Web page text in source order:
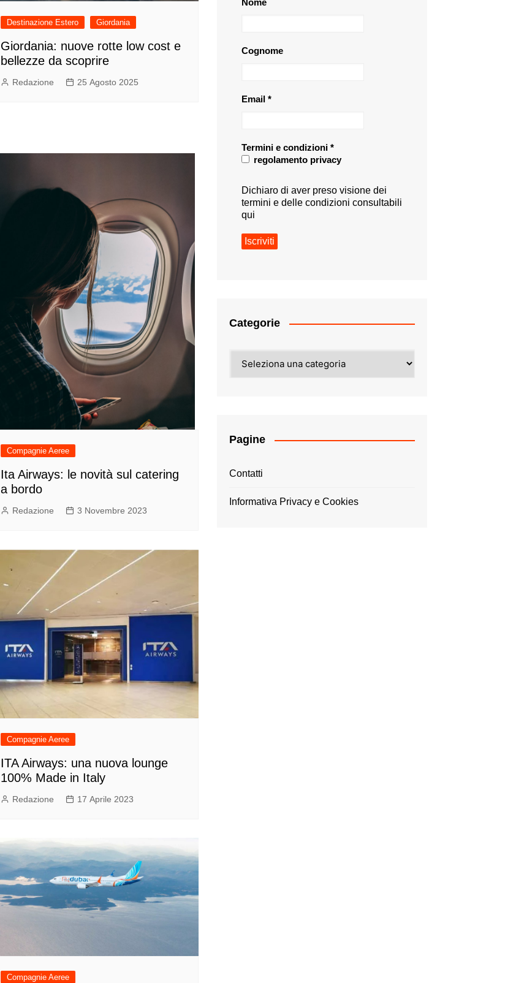
Destinazione Estero Giordania
Giordania: nuove rotte low cost e
bellezze da scoprire
Redazione 25 Agosto 2025
Compagnie Aeree
Ita Airways: le novità sul catering
a bordo
Redazione 3 Novembre 2023
Compagnie Aeree
ITA Airways: una nuova lounge
100% Made in Italy
Redazione 17 Aprile 2023
Compagnie Aeree
Nome
Cognome
Email *
Termini e condizioni *
regolamento privacy
Dichiaro di aver preso visione dei
termini e delle condizioni consultabili
qui
Categorie
Pagine
Contatti
Informativa Privacy e Cookies